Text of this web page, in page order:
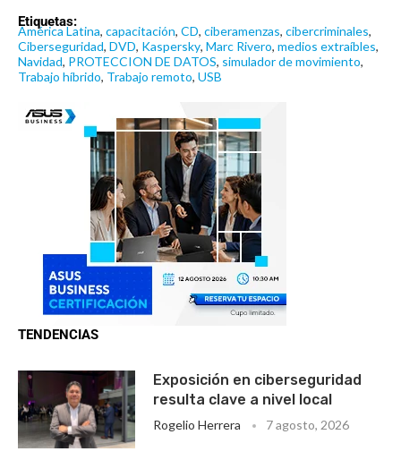
Etiquetas:
América Latina, capacitación, CD, ciberamenzas, cibercriminales,
Ciberseguridad, DVD, Kaspersky, Marc Rivero, medios extraíbles,
Navidad, PROTECCION DE DATOS, simulador de movimiento,
Trabajo híbrido, Trabajo remoto, USB
TENDENCIAS
Exposición en ciberseguridad
resulta clave a nivel local
Rogelio Herrera 7 agosto, 2026